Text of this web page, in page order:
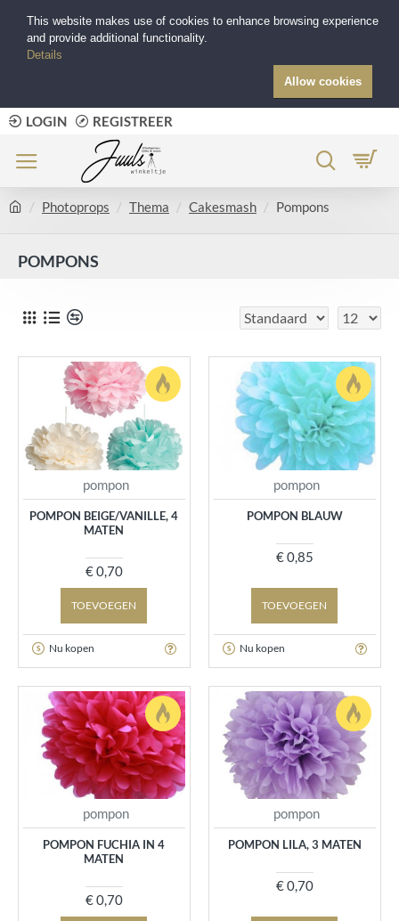
LOGIN REGISTREER
Photoprops Thema Cakesmash Pompons
POMPONS
pompon
POMPON BEIGE/VANILLE, 4
MATEN
€ 0,70
TOEVOEGEN
Nu kopen
pompon
POMPON BLAUW
€ 0,85
TOEVOEGEN
Nu kopen
pompon
POMPON FUCHIA IN 4
MATEN
€ 0,70
pompon
POMPON LILA, 3 MATEN
€ 0,70
This website makes use of cookies to enhance browsing experience
and provide additional functionality.
Details
Allow cookies